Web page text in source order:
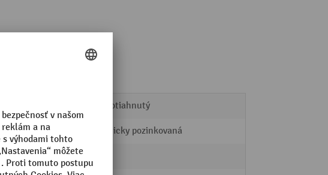
PVC potiahnutý
galvanicky pozinkovaná